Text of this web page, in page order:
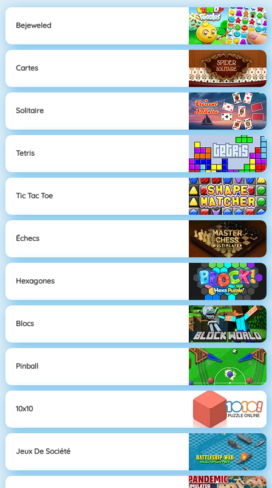
Bejeweled
Cartes
Solitaire
Tetris
Tic Tac Toe
Échecs
Hexagones
Blocs
Pinball
10x10
Jeux De Société